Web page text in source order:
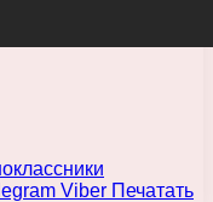
Viber Печатать